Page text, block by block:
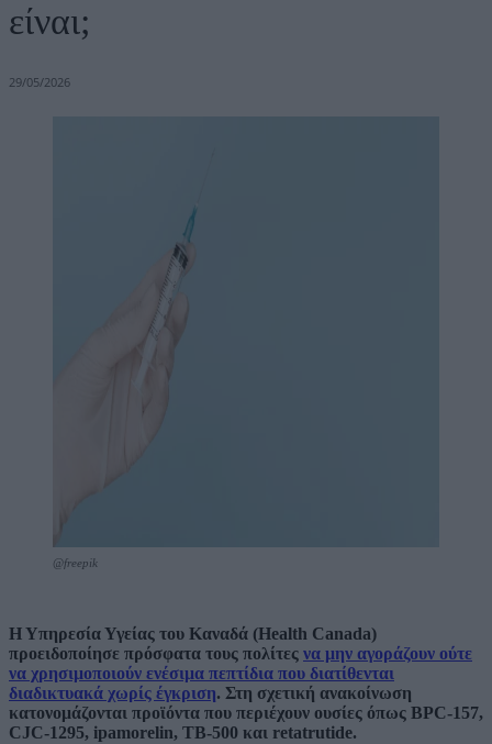
είναι;
29/05/2026
@freepik
Η Υπηρεσία Υγείας του Καναδά (Health Canada)
προειδοποίησε πρόσφατα τους πολίτες να μην αγοράζουν ούτε
να χρησιμοποιούν ενέσιμα πεπτίδια που διατίθενται
διαδικτυακά χωρίς έγκριση. Στη σχετική ανακοίνωση
κατονομάζονται προϊόντα που περιέχουν ουσίες όπως BPC-157,
CJC-1295, ipamorelin, TB-500 και retatrutide.